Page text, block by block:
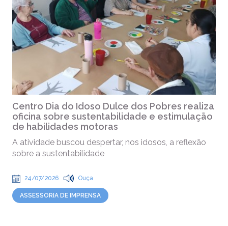
Centro Dia do Idoso Dulce dos Pobres realiza
oficina sobre sustentabilidade e estimulação
de habilidades motoras
A atividade buscou despertar, nos idosos, a reflexão
sobre a sustentabilidade
24/07/2026 Ouça
ASSESSORIA DE IMPRENSA